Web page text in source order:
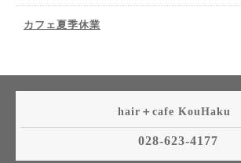
カフェ夏季休業
hair＋cafe KouHaku
028-623-4177